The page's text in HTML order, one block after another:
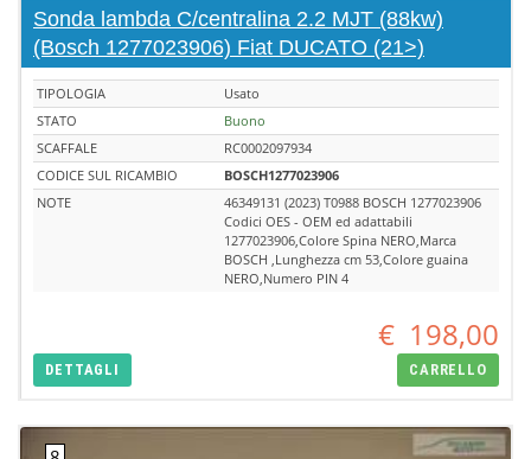
Sonda lambda C/centralina 2.2 MJT (88kw)
(Bosch 1277023906) Fiat DUCATO (21>)
TIPOLOGIA
Usato
STATO
Buono
SCAFFALE
RC0002097934
CODICE SUL RICAMBIO
BOSCH1277023906
NOTE
46349131 (2023) T0988 BOSCH 1277023906
Codici OES - OEM ed adattabili
1277023906,Colore Spina NERO,Marca
BOSCH ,Lunghezza cm 53,Colore guaina
NERO,Numero PIN 4
€ 198,00
DETTAGLI CARRELLO